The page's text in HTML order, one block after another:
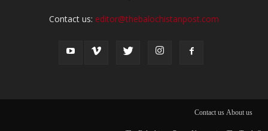
Contact us: editor@thebalochistanpost.com
About us
Contact us